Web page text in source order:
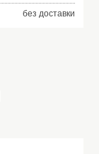
без доставки